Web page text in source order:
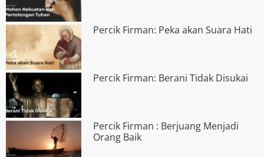
Percik Firman: Peka akan Suara Hati
Percik Firman: Berani Tidak Disukai
Percik Firman : Berjuang Menjadi
Orang Baik